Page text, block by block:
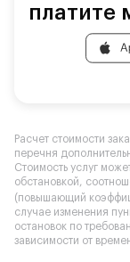
платите
Расчет стоимости
перечня
Стоимость услуг
обстановкой,
(повышающий
случае изменения
остановок по
зависимости от